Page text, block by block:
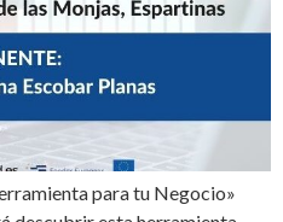
para tu Negocio»